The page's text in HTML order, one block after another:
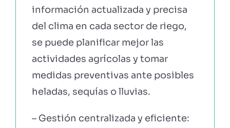
información actualizada y precisa
del clima en cada sector de riego,
se puede planificar mejor las
actividades agrícolas y tomar
medidas preventivas ante posibles
heladas, sequías o lluvias.
– Gestión centralizada y eficiente: